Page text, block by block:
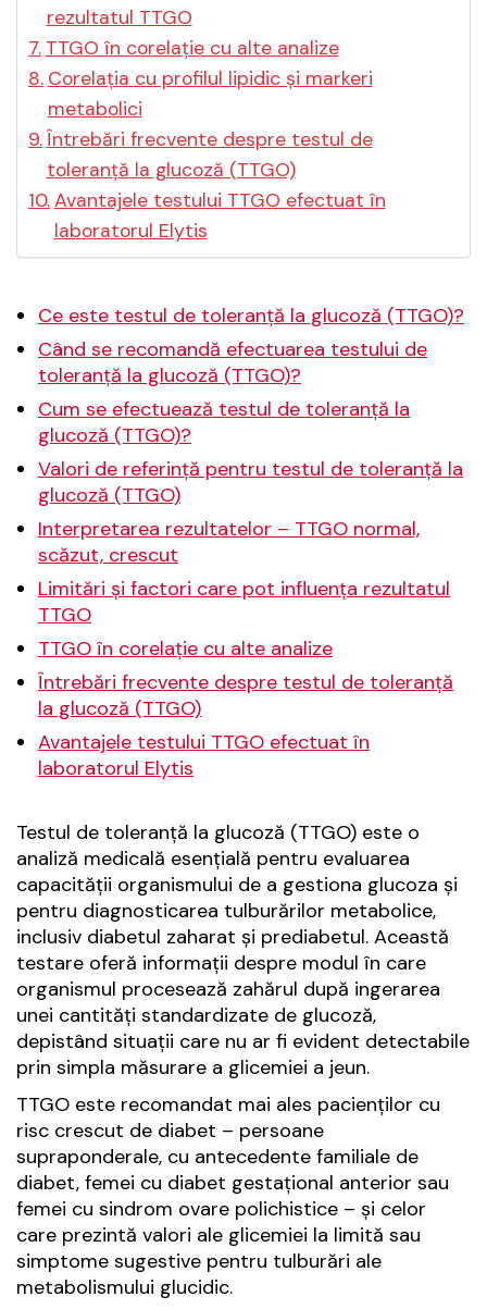
rezultatul TTGO
TTGO în corelație cu alte analize
Corelația cu profilul lipidic și markeri
metabolici
Întrebări frecvente despre testul de
toleranță la glucoză (TTGO)
Avantajele testului TTGO efectuat în
laboratorul Elytis
Ce este testul de toleranță la glucoză (TTGO)?
Când se recomandă efectuarea testului de
toleranță la glucoză (TTGO)?
Cum se efectuează testul de toleranță la
glucoză (TTGO)?
Valori de referință pentru testul de toleranță la
glucoză (TTGO)
Interpretarea rezultatelor – TTGO normal,
scăzut, crescut
Limitări și factori care pot influența rezultatul
TTGO
TTGO în corelație cu alte analize
Întrebări frecvente despre testul de toleranță
la glucoză (TTGO)
Avantajele testului TTGO efectuat în
laboratorul Elytis
Testul de toleranță la glucoză (TTGO) este o
analiză medicală esențială pentru evaluarea
capacității organismului de a gestiona glucoza și
pentru diagnosticarea tulburărilor metabolice,
inclusiv diabetul zaharat și prediabetul. Această
testare oferă informații despre modul în care
organismul procesează zahărul după ingerarea
unei cantități standardizate de glucoză,
depistând situații care nu ar fi evident detectabile
prin simpla măsurare a glicemiei a jeun.
TTGO este recomandat mai ales pacienților cu
risc crescut de diabet – persoane
supraponderale, cu antecedente familiale de
diabet, femei cu diabet gestațional anterior sau
femei cu sindrom ovare polichistice – și celor
care prezintă valori ale glicemiei la limită sau
simptome sugestive pentru tulburări ale
metabolismului glucidic.